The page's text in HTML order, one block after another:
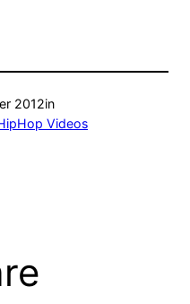
2012in
Videos